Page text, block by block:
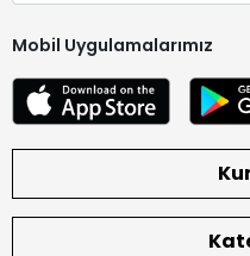
Mobil Uygulamalarımız